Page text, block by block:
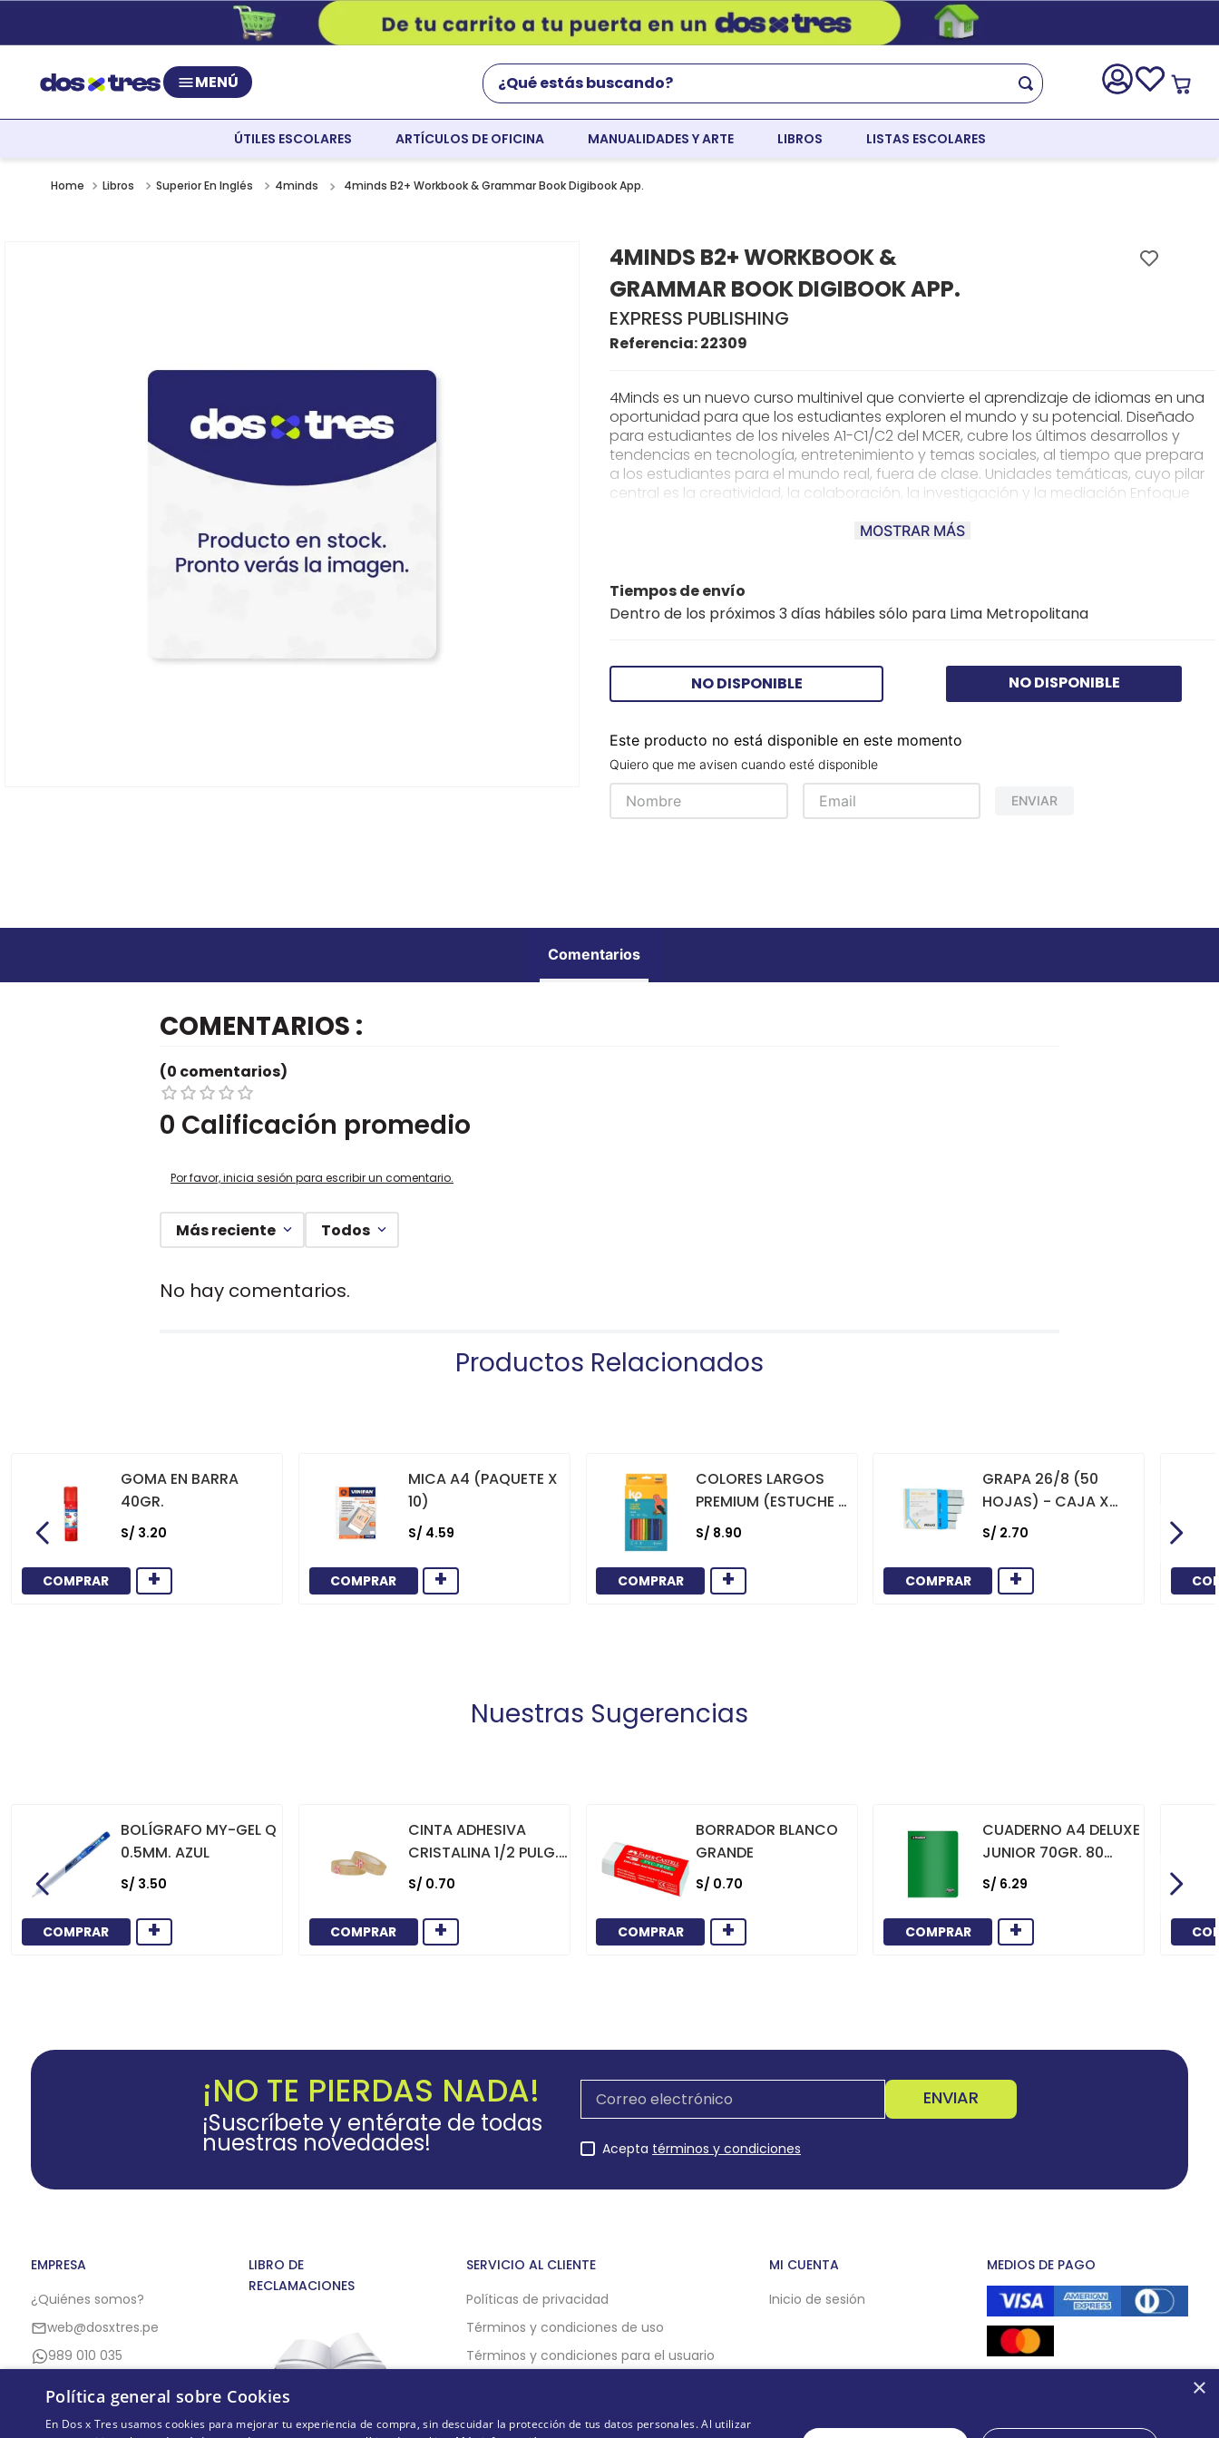
MENÚ
¿Qué estás buscando?
ÚTILES ESCOLARES ARTÍCULOS DE OFICINA MANUALIDADES Y ARTE LIBROS LISTAS ESCOLARES
Libros Superior En Inglés 4minds 4minds B2+ Workbook & Grammar Book Digibook App.
4MINDS B2+ WORKBOOK &
GRAMMAR BOOK DIGIBOOK APP.
EXPRESS PUBLISHING
Referencia:22309
4Minds es un nuevo curso multinivel que convierte el aprendizaje de idiomas en una
oportunidad para que los estudiantes exploren el mundo y su potencial. Diseñado
para estudiantes de los niveles A1-C1/C2 del MCER, cubre los últimos desarrollos y
tendencias en tecnología, entretenimiento y temas sociales, al tiempo que prepara
a los estudiantes para el mundo real, fuera de clase. Unidades temáticas, cuyo pilar
central es la creatividad, la colaboración, la investigación y la mediación Enfoque
Habilidades de estudio y escritura Consejos que ayudan y guían el aprendizaje
para la vida y habilidades de presentación Actividades STEAM para fomentar el
aprendizaje experiencial y holístico (Libro de ejercicios)
MOSTRAR MÁS
Tiempos de envío
Dentro de los próximos 3 días hábiles sólo para Lima Metropolitana
NO DISPONIBLE NO DISPONIBLE
Este producto no está disponible en este momento
Quiero que me avisen cuando esté disponible
ENVIAR
Comentarios
COMENTARIOS
0 Calificación promedio
(0 comentarios)
Por favor, inicia sesión para escribir un comentario.
Más reciente Todos
No hay comentarios.
Productos Relacionados
GOMA EN BARRA
40GR.
S/ 3.20
COMPRAR +
MICA A4 (PAQUETE X
10)
S/ 4.59
COMPRAR +
COLORES LARGOS
PREMIUM (ESTUCHE X
12)
S/ 8.90
COMPRAR +
GRAPA 26/8 (50
HOJAS) - CAJA X
1000
S/ 2.70
COMPRAR +
Nuestras Sugerencias
BOLÍGRAFO MY-GEL Q
0.5MM. AZUL
S/ 3.50
COMPRAR +
CINTA ADHESIVA
CRISTALINA 1/2 PULG.
X 36 YARDAS
S/ 0.70
COMPRAR +
BORRADOR BLANCO
GRANDE
S/ 0.70
COMPRAR +
CUADERNO A4 DELUXE
JUNIOR 70GR. 80
HOJAS
CUADRICULADO
MARCO ROJO VERDE
S/ 6.29
COMPRAR +
¡NO TE PIERDAS NADA!
¡Suscríbete y entérate de todas
nuestras novedades!
ENVIAR
Acepta términos y condiciones
EMPRESA
¿Quiénes somos?
web@dosxtres.pe
989 010 035
LIBRO DE
RECLAMACIONES
SERVICIO AL CLIENTE
Políticas de privacidad
Términos y condiciones de uso
Términos y condiciones para el usuario
MI CUENTA
Inicio de sesión
MEDIOS DE PAGO
×
Política general sobre Cookies
En Dos x Tres usamos cookies para mejorar tu experiencia de compra, sin descuidar la protección de tus datos personales. Al utilizar
world english